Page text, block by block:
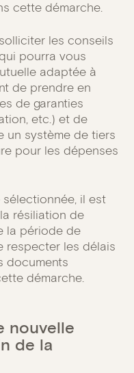
cette démarche.
les conseils
pourra vous
adaptée à
de prendre en
de garanties
etc.) et de
un système de tiers
pour les dépenses
il est
résiliation de
la période de
respecter les délais
documents
démarche.
nouvelle
de la